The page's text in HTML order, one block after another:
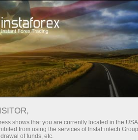
RSS
СТРІЧКА НОВИН
ВІД
shows that you are currently located in the
from using the services of InstaFintech
of funds, etc.